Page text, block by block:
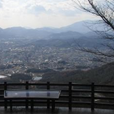
부